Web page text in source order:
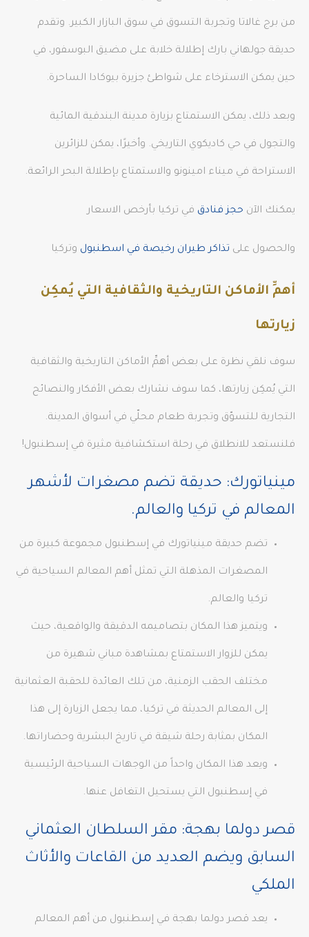
من برج غالاتا وتجربة التسوق في سوق البازار الكبير. وتقدم
حديقة جولهاني بارك إطلالة خلابة على مضيق البوسفور، في
حين يمكن الاسترخاء على شواطئ جزيرة بيوكادا الساحرة.
وبعد ذلك، يمكن الاستمتاع بزيارة مدينة البندقية المائية
والتجول في حي كاديكوي التاريخي. وأخيرًا، يمكن للزائرين
الاستراحة في ميناء امينونو والاستمتاع بإطلالة البحر الرائعة.
يمكنك الآن حجز فنادق في تركيا بأرخص الاسعار
والحصول على تذاكر طيران رخيصة في اسطنبول وتركيا
أهمِّ الأماكن التاريخية والثقافية التي يُمكِن
زيارتها
سوف نلقي نظرة على بعض أهمِّ الأماكن التاريخية والثقافية
التي يُمكِن زيارتها، كما سوف نشارك بعض الأفكار والنصائح
التجارية للتسوّق وتجربة طعام محلّي في أسواق المدينة.
فلنستعد للانطلاق في رحلة استكشافية مثيرة في إسطنبول!
مينياتورك: حديقة تضم مصغرات لأشهر
المعالم في تركيا والعالم.
تضم حديقة مينياتورك في إسطنبول مجموعة كبيرة من
المصغرات المذهلة التي تمثل أهم المعالم السياحية في
تركيا والعالم.
ويتميز هذا المكان بتصاميمه الدقيقة والواقعية، حيث
يمكن للزوار الاستمتاع بمشاهدة مباني شهيرة من
مختلف الحقب الزمنية، من تلك العائدة للحقبة العثمانية
إلى المعالم الحديثة في تركيا، مما يجعل الزيارة إلى هذا
المكان بمثابة رحلة شيقة في تاريخ البشرية وحضاراتها.
ويعد هذا المكان واحداً من الوجهات السياحية الرئيسية
في إسطنبول التي يستحيل التغافل عنها.
قصر دولما بهجة: مقر السلطان العثماني
السابق ويضم العديد من القاعات والأثاث
الملكي
يعد قصر دولما بهجة في إسطنبول من أهم المعالم